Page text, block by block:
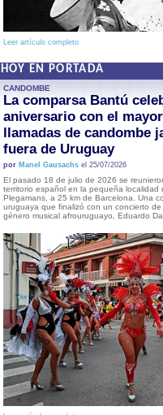
Leer artículo completo
HOY EN PORTADA
CANDOMBE
La comparsa Bantú
aniversario con el
llamadas de candombe
fuera de Uruguay
por Manel Gausachsel 25/07/2026
El pasado 18 de julio de 2026 se
territorio español en la pequeña localidad
Plegamans, a 25 km de Barcelona. Una
uruguaya que finalizó con un concierto
género musical afrouruguayo, Eduardo Da